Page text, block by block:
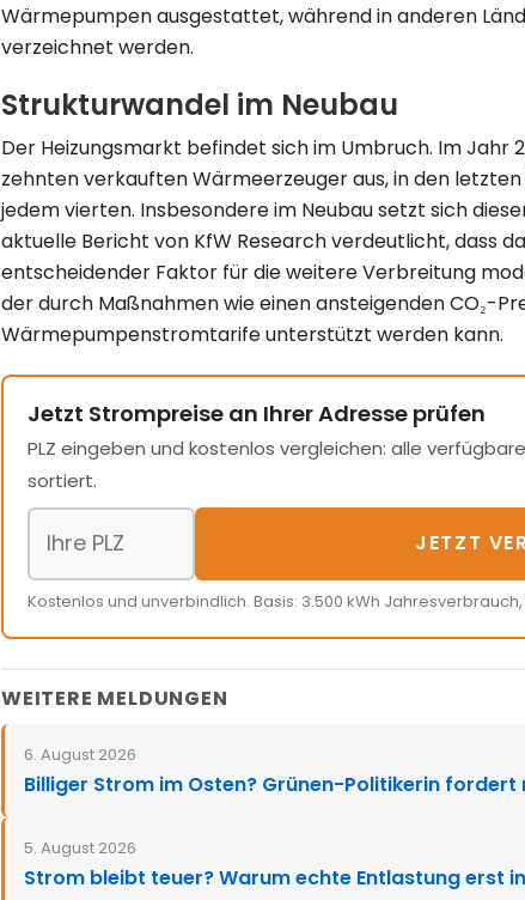
Wärmepumpen ausgestattet, während in anderen
verzeichnet werden.
Strukturwandel im Neubau
Der Heizungsmarkt befindet sich im Umbruch. Im Jahr
zehnten verkauften Wärmeerzeuger aus, in den
jedem vierten. Insbesondere im Neubau setzt sich
aktuelle Bericht von KfW Research verdeutlicht, dass
entscheidender Faktor für die weitere Verbreitung
der durch Maßnahmen wie einen ansteigenden CO₂-
Wärmepumpenstromtarife unterstützt werden kann.
Jetzt Strompreise an Ihrer Adresse prüfen
PLZ eingeben und kostenlos vergleichen: alle
sortiert.
JETZT
Kostenlos und unverbindlich. Basis: 3.500 kWh
WEITERE MELDUNGEN
6. August 2026
Billiger Strom im Osten? Grünen-Politikerin
5. August 2026
Strom bleibt teuer? Warum echte Entlastung erst